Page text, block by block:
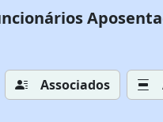
Associados